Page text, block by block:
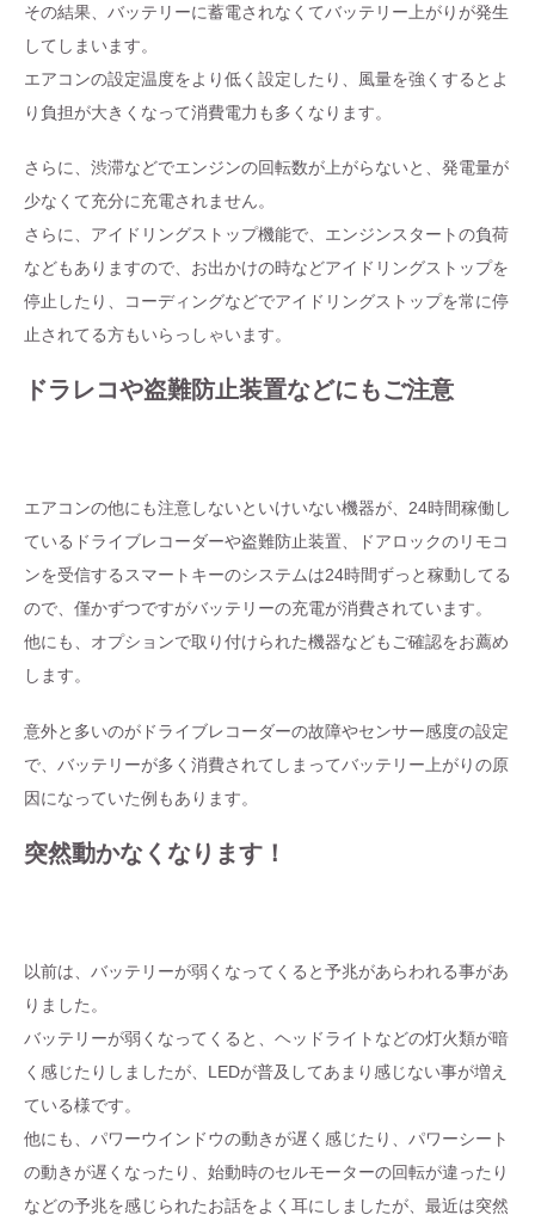
その結果、バッテリーに蓄電されなくてバッテリー上がりが発生
してしまいます。
エアコンの設定温度をより低く設定したり、風量を強くするとよ
り負担が大きくなって消費電力も多くなります。
さらに、渋滞などでエンジンの回転数が上がらないと、発電量が
少なくて充分に充電されません。
さらに、アイドリングストップ機能で、エンジンスタートの負荷
などもありますので、お出かけの時などアイドリングストップを
停止したり、コーディングなどでアイドリングストップを常に停
止されてる方もいらっしゃいます。
ドラレコや盗難防止装置などにもご注意
エアコンの他にも注意しないといけいない機器が、24時間稼働し
ているドライブレコーダーや盗難防止装置、ドアロックのリモコ
ンを受信するスマートキーのシステムは24時間ずっと稼動してる
ので、僅かずつですがバッテリーの充電が消費されています。
他にも、オプションで取り付けられた機器などもご確認をお薦め
します。
意外と多いのがドライブレコーダーの故障やセンサー感度の設定
で、バッテリーが多く消費されてしまってバッテリー上がりの原
因になっていた例もあります。
突然動かなくなります！
以前は、バッテリーが弱くなってくると予兆があらわれる事があ
りました。
バッテリーが弱くなってくると、ヘッドライトなどの灯火類が暗
く感じたりしましたが、LEDが普及してあまり感じない事が増え
ている様です。
他にも、パワーウインドウの動きが遅く感じたり、パワーシート
の動きが遅くなったり、始動時のセルモーターの回転が違ったり
などの予兆を感じられたお話をよく耳にしましたが、最近は突然